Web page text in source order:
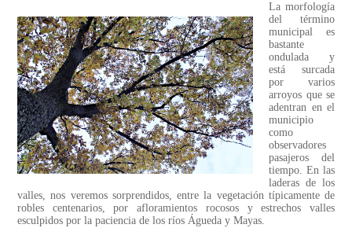
La morfología
del término
municipal es
bastante
ondulada y
está surcada
por varios
arroyos que se
adentran en el
municipio
como
observadores
pasajeros del
tiempo. En las
laderas de los
valles, nos veremos sorprendidos, entre la vegetación típicamente de
robles centenarios, por afloramientos rocosos y estrechos valles
esculpidos por la paciencia de los ríos Águeda y Mayas.